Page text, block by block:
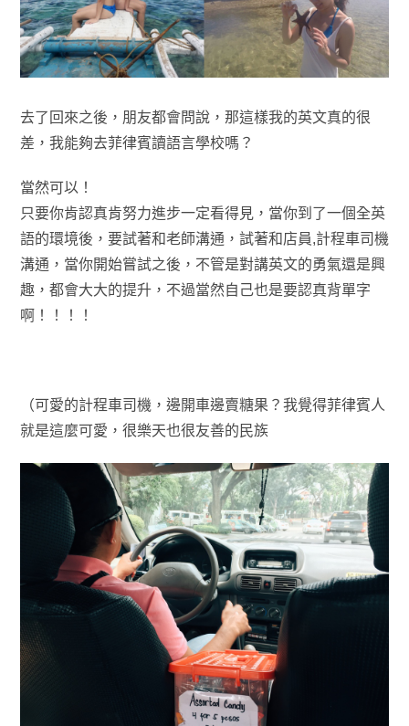
去了回來之後，朋友都會問說，那這樣我的英文真的很
差，我能夠去菲律賓讀語言學校嗎？
當然可以！
只要你肯認真肯努力進步一定看得見，當你到了一個全英
語的環境後，要試著和老師溝通，試著和店員,計程車司機
溝通，當你開始嘗試之後，不管是對講英文的勇氣還是興
趣，都會大大的提升，不過當然自己也是要認真背單字
啊！！！！
（可愛的計程車司機，邊開車邊賣糖果？我覺得菲律賓人
就是這麼可愛，很樂天也很友善的民族